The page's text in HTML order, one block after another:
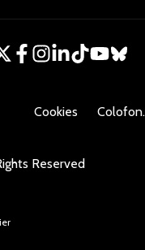
Cookies Colofon.
Reserved